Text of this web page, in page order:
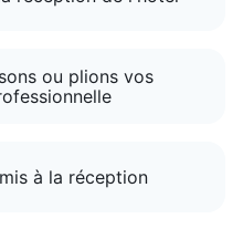
ou plions vos
à la réception